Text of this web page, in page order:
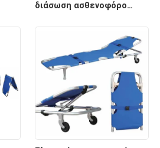
διάσωση ασθενοφόρο